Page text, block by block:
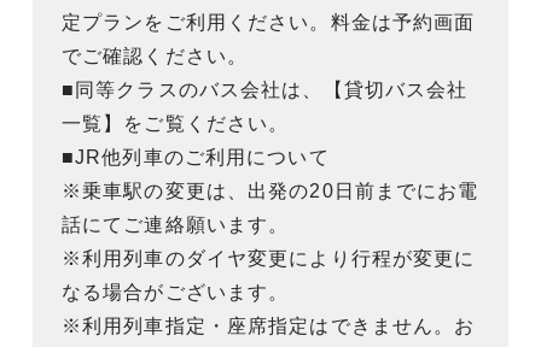
定プランをご利用ください。料金は予約画面
でご確認ください。
■同等クラスのバス会社は、【貸切バス会社
一覧】をご覧ください。
■JR他列車のご利用について
※乗車駅の変更は、出発の20日前までにお電
話にてご連絡願います。
※利用列車のダイヤ変更により行程が変更に
なる場合がございます。
※利用列車指定・座席指定はできません。お